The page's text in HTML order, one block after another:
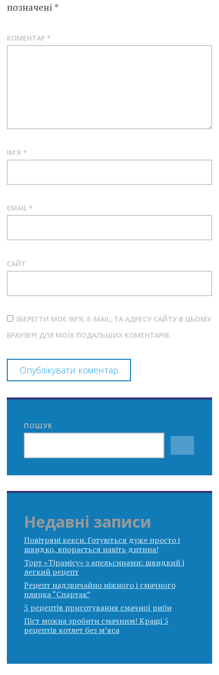
позначені *
КОМЕНТАР *
ІМ'Я *
EMAIL *
САЙТ
ЗБЕРЕГТИ МОЄ ІМ'Я, E-MAIL, ТА АДРЕСУ САЙТУ В ЦЬОМУ
БРАУЗЕРІ ДЛЯ МОЇХ ПОДАЛЬШИХ КОМЕНТАРІВ.
ПОШУК
Недавні записи
Повітряні кекси. Готуються дуже просто і
швидко, впорається навіть дитина!
Торт «Тірамісу» з апельсинами: швидкий і
легкий рецепт
Рецепт надзвичайно ніжного і смачного
пляцка “Спартак”
5 рецептів приготування смачної риби
Піст можна зробити смачним! Кращі 5
рецептів котлет без м’яса